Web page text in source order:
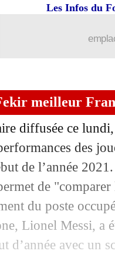
Les Infos du
meilleur
diffusée ce
des
de l’année
de
du poste
Lionel Messi, a
d’année avec un
gueule de
frustré...
Konaté répond
de Sagnol
? Trop tard
pour Dembélé
"au bord de